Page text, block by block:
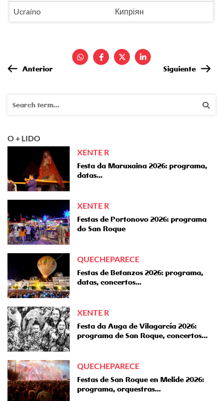
Ucraíno Кипріян
Anterior Siguiente
O + LIDO
XENTE R
Festa da Maruxaina 2026: programa,
datas...
XENTE R
Festas de Portonovo 2026: programa
do San Roque
QUECHEPARECE
Festas de Betanzos 2026: programa,
datas, concertos...
XENTE R
Festa da Auga de Vilagarcía 2026:
programa de San Roque, concertos…
QUECHEPARECE
Festas de San Roque en Melide 2026:
programa, orquestras...